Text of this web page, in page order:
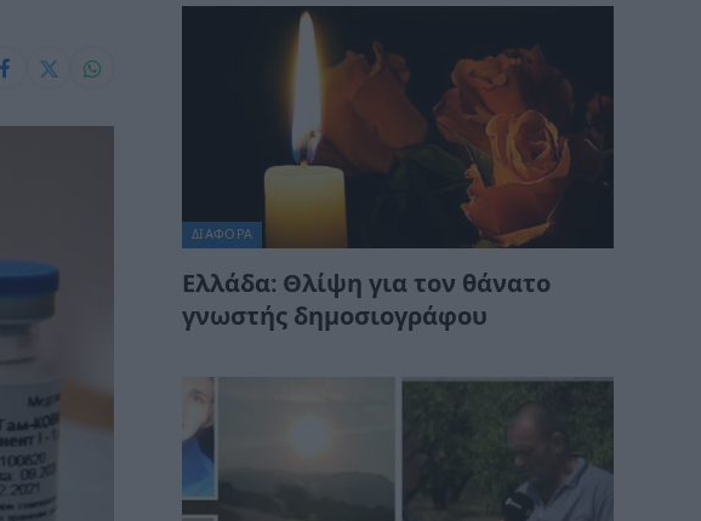
ΔΙΆΦΟΡΑ
Ελλάδα: Θλίψη για τον θάνατο
γνωστής δημοσιογράφου